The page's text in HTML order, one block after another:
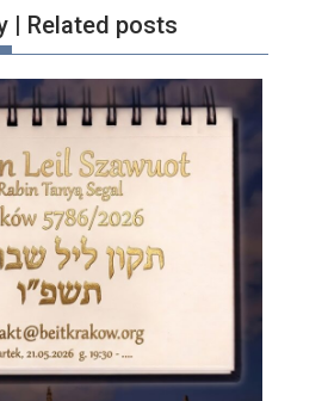
| Related posts